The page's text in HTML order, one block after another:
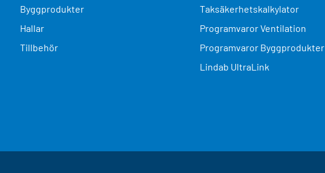
Byggprodukter
Hallar
Tillbehör
Taksäkerhetskalkylator
Programvaror Ventilation
Programvaror Byggprodukter
Lindab UltraLink